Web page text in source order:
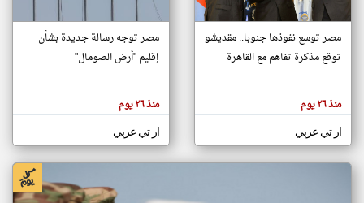
تغيير الدولة
اخبار الصومال على مدار الساعة
أهم اخبار الصومال العاجلة والمباشرة
هنا عن
وجهة
كاتبيها.
مصر توسع نفوذها جنوبا.. مقديشو
توقع مذكرة تفاهم مع القاهرة
منذ ٢٦ يوم
ار تي عربي
مصر توجه رسالة جديدة بشأن
إقليم "أرض الصومال"
منذ ٢٦ يوم
ار تي عربي
klyoum.com